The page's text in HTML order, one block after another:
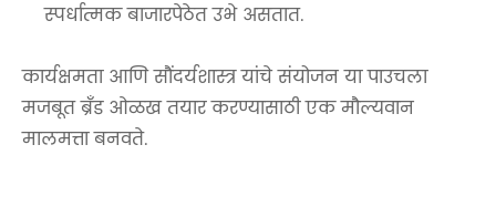
स्पर्धात्मक बाजारपेठेत उभे असतात.
कार्यक्षमता आणि सौंदर्यशास्त्र यांचे संयोजन या पाउचला
मजबूत ब्रँड ओळख तयार करण्यासाठी एक मौल्यवान
मालमत्ता बनवते.